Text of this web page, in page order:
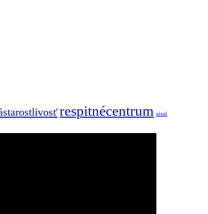
respitnécentrum sútaž